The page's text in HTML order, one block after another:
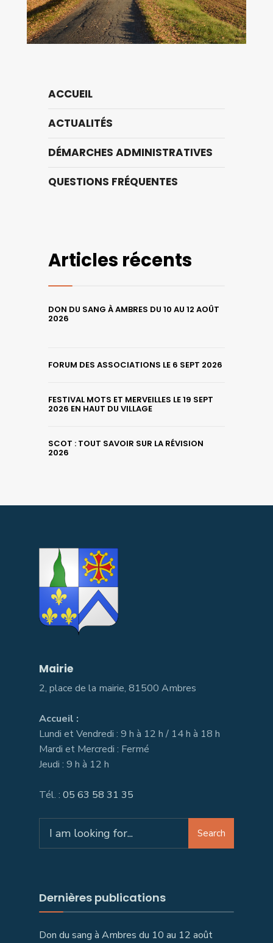
ACCUEIL
ACTUALITÉS
DÉMARCHES ADMINISTRATIVES
QUESTIONS FRÉQUENTES
Articles récents
DON DU SANG À AMBRES DU 10 AU 12 AOÛT
2026
FORUM DES ASSOCIATIONS LE 6 SEPT 2026
FESTIVAL MOTS ET MERVEILLES LE 19 SEPT
2026 EN HAUT DU VILLAGE
SCOT : TOUT SAVOIR SUR LA RÉVISION
2026
Mairie
2, place de la mairie, 81500 Ambres
Accueil :
Lundi et Vendredi : 9 h à 12 h / 14 h à 18 h
Mardi et Mercredi : Fermé
Jeudi : 9 h à 12 h
Tél. : 05 63 58 31 35
Search
Dernières publications
Don du sang à Ambres du 10 au 12 août